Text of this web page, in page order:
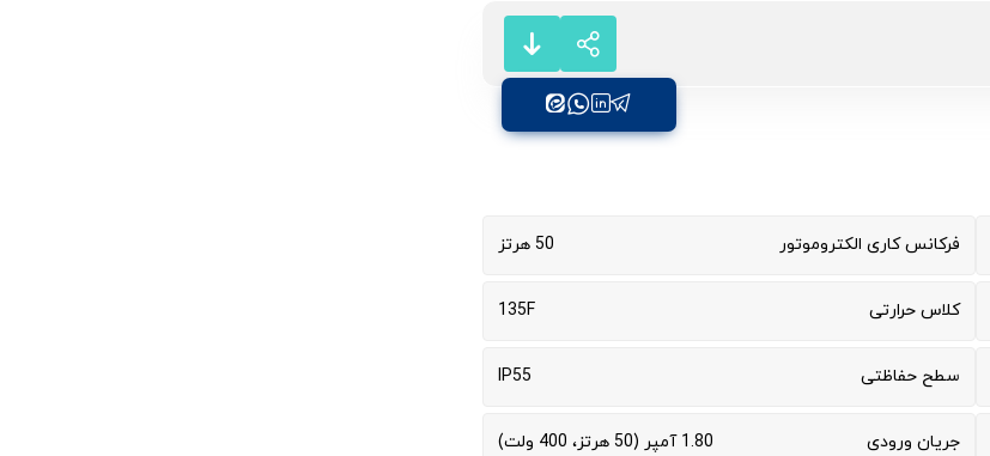
فرکانس کاری الکتروموتور 50 هرتز
کلاس حرارتی 135F
سطح حفاظتی IP55
جریان ورودی 1.80 آمپر (50 هرتز، 400 ولت)